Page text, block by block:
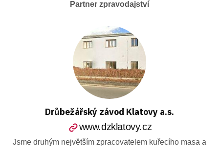
Partner zpravodajství
Drůbežářský závod Klatovy a.s.
www.dzklatovy.cz
Jsme druhým největším zpracovatelem kuřecího masa a